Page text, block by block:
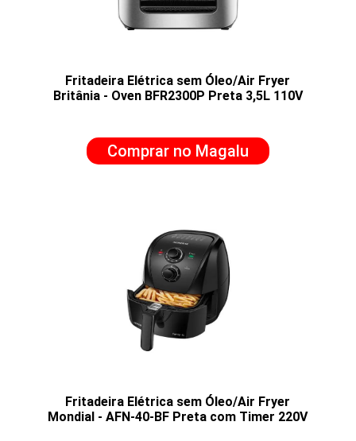
Fritadeira Elétrica sem Óleo/Air Fryer
Britânia - Oven BFR2300P Preta 3,5L 110V
Comprar no Magalu
Fritadeira Elétrica sem Óleo/Air Fryer
Mondial - AFN-40-BF Preta com Timer 220V